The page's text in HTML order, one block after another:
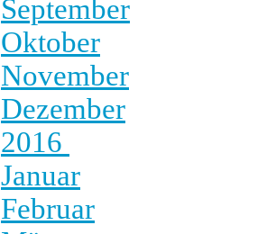
September
Oktober
November
Dezember
2016
Januar
Februar